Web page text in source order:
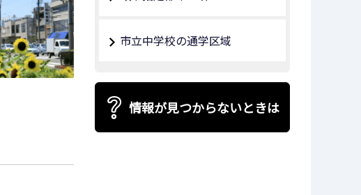
市立中学校の通学区域
情報が見つからないときは